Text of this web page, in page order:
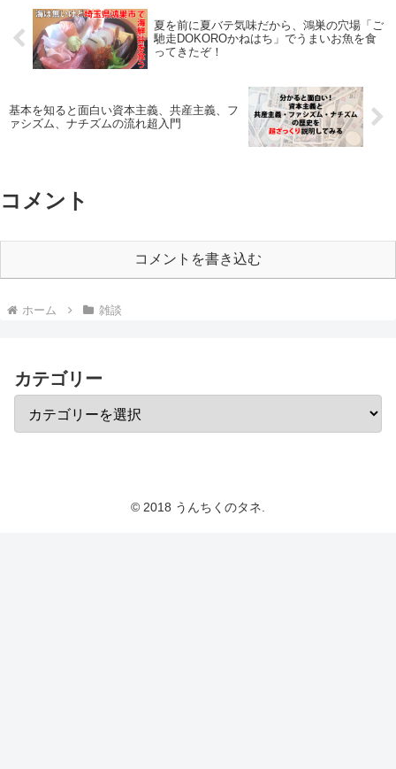
夏を前に夏バテ気味だから、鴻巣の穴場「ご
馳走DOKOROかねはち」でうまいお魚を食
ってきたぞ！
基本を知ると面白い資本主義、共産主義、フ
ァシズム、ナチズムの流れ超入門
コメント
コメントを書き込む
ホーム 雑談
カテゴリー
© 2018 うんちくのタネ.